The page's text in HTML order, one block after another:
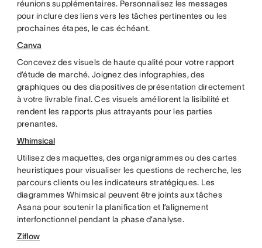
réunions supplémentaires. Personnalisez les messages
pour inclure des liens vers les tâches pertinentes ou les
prochaines étapes, le cas échéant.
Canva
Concevez des visuels de haute qualité pour votre rapport
d’étude de marché. Joignez des infographies, des
graphiques ou des diapositives de présentation directement
à votre livrable final. Ces visuels améliorent la lisibilité et
rendent les rapports plus attrayants pour les parties
prenantes.
Whimsical
Utilisez des maquettes, des organigrammes ou des cartes
heuristiques pour visualiser les questions de recherche, les
parcours clients ou les indicateurs stratégiques. Les
diagrammes Whimsical peuvent être joints aux tâches
Asana pour soutenir la planification et l’alignement
interfonctionnel pendant la phase d’analyse.
Ziflow